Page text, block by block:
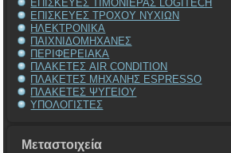
ΕΠΙΣΚΕΥΕΣ ΤΙΜΟΝΙΕΡΑΣ LOGITECH
ΕΠΙΣΚΕΥΕΣ ΤΡΟΧΟΥ ΝΥΧΙΩΝ
ΗΛΕΚΤΡΟΝΙΚΑ
ΠΑΙΧΝΙΔΟΜΗΧΑΝΕΣ
ΠΕΡΙΦΕΡΕΙΑΚΑ
ΠΛΑΚΕΤΕΣ AIR CONDITION
ΠΛΑΚΕΤΕΣ ΜΗΧΑΝΗΣ ESPRESSO
ΠΛΑΚΕΤΕΣ ΨΥΓΕΙΟΥ
ΥΠΟΛΟΓΙΣΤΕΣ
Μεταστοιχεία